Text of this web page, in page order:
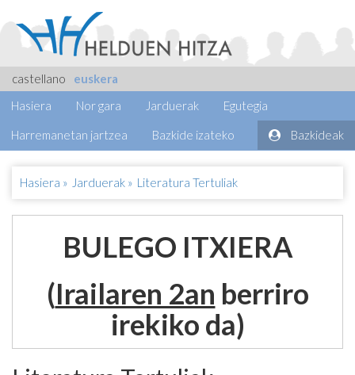
castellano
euskera
Hasiera
Nor gara Jarduerak Egutegia
Harremanetan jartzea Bazkide izateko Bazkideak
Hasiera » Jarduerak » Literatura Tertuliak
BULEGO ITXIERA
(Irailaren 2an berriro
irekiko da)